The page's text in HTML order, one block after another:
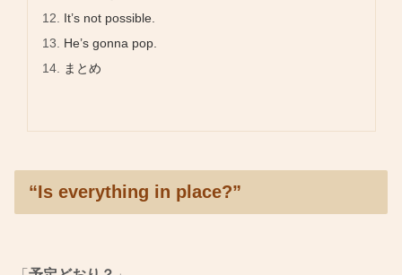
It’s not possible.
He’s gonna pop.
まとめ
“Is everything in place?”